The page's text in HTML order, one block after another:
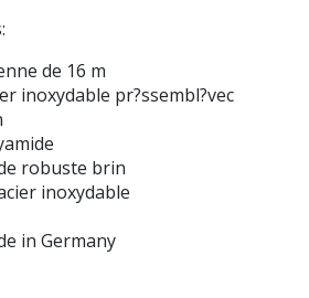
de 16 m
inoxydable pr?ssembl?vec
robuste brin
inoxydable
in Germany